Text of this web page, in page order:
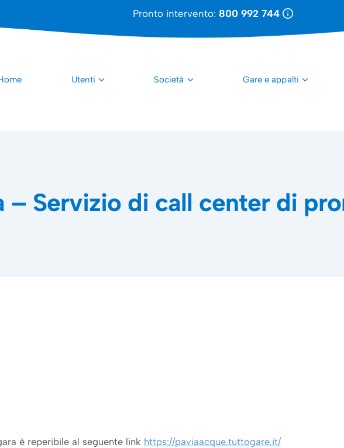
Pronto intervento: 800 992 744
Utenti Società Gare e appalti
– Servizio di call center di
è reperibile al seguente link https://paviaacque.tuttogare.it/